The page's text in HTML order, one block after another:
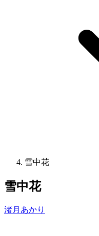
雪中花
雪中花
渚月あかり